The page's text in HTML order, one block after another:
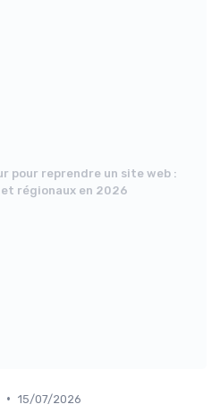
pour reprendre un site web :
régionaux en 2026
• 15/07/2026